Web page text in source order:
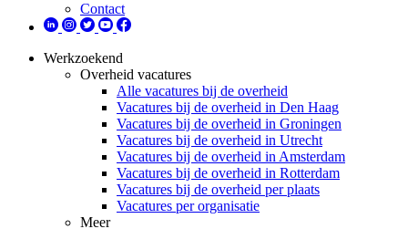
Contact
Werkzoekend
Overheid vacatures
Alle vacatures bij de overheid
Vacatures bij de overheid in Den Haag
Vacatures bij de overheid in Groningen
Vacatures bij de overheid in Utrecht
Vacatures bij de overheid in Amsterdam
Vacatures bij de overheid in Rotterdam
Vacatures bij de overheid per plaats
Vacatures per organisatie
Meer